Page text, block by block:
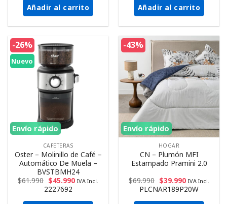
Añadir al carrito Añadir al carrito
-26%
Nuevo
Envío rápido
CAFETERAS
Oster – Molinillo de Café –
Automático De Muela –
BVSTBMH24
$61.990 $45.990 IVA Incl.
2227692
-43%
Envío rápido
HOGAR
CN – Plumón MFI
Estampado Pramini 2.0
$69.990 $39.990 IVA Incl.
PLCNAR189P20W